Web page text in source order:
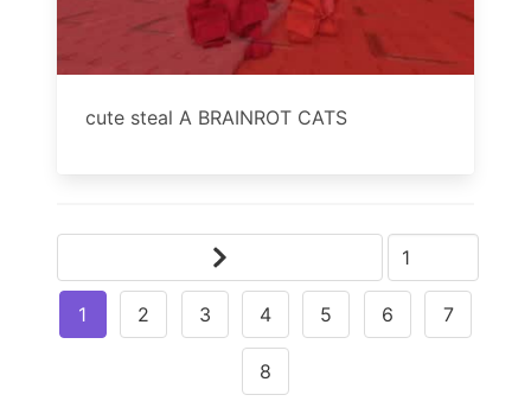
cute steal A BRAINROT CATS
1 2 3 4 5 6 7
8